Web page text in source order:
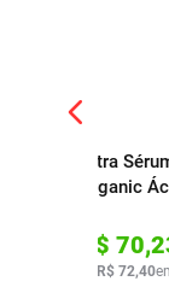
Ultra
Organic
R$ 70,
R$ 72,40